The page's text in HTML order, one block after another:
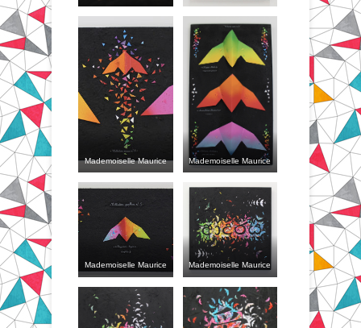
Mademoiselle Maurice Mademoiselle Maurice
Mademoiselle Maurice Mademoiselle Maurice